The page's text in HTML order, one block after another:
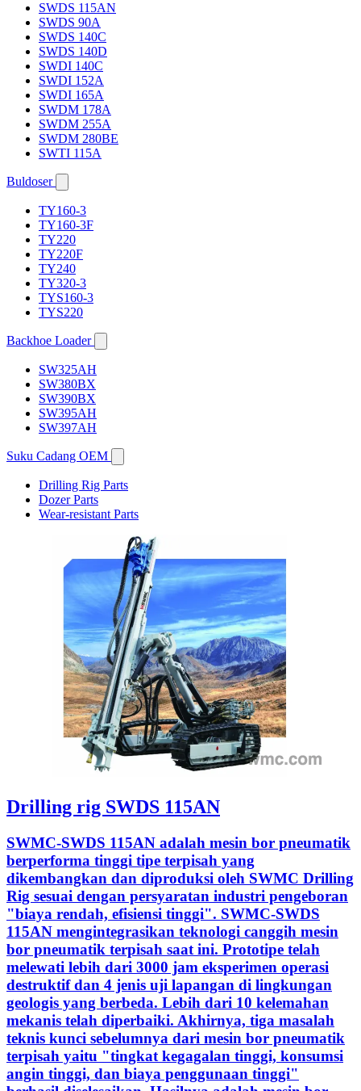
SWDS 115AN
SWDS 90A
SWDS 140C
SWDS 140D
SWDI 140C
SWDI 152A
SWDI 165A
SWDM 178A
SWDM 255A
SWDM 280BE
SWTI 115A
Buldoser
TY160-3
TY160-3F
TY220
TY220F
TY240
TY320-3
TYS160-3
TYS220
Backhoe Loader
SW325AH
SW380BX
SW390BX
SW395AH
SW397AH
Suku Cadang OEM
Drilling Rig Parts
Dozer Parts
Wear-resistant Parts
Drilling rig SWDS 115AN
SWMC-SWDS 115AN adalah mesin bor pneumatik
berperforma tinggi tipe terpisah yang
dikembangkan dan diproduksi oleh SWMC Drilling
Rig sesuai dengan persyaratan industri pengeboran
"biaya rendah, efisiensi tinggi". SWMC-SWDS
115AN mengintegrasikan teknologi canggih mesin
bor pneumatik terpisah saat ini. Prototipe telah
melewati lebih dari 3000 jam eksperimen operasi
destruktif dan 4 jenis uji lapangan di lingkungan
geologis yang berbeda. Lebih dari 10 kelemahan
mekanis telah diperbaiki. Akhirnya, tiga masalah
teknis kunci sebelumnya dari mesin bor pneumatik
terpisah yaitu "tingkat kegagalan tinggi, konsumsi
angin tinggi, dan biaya penggunaan tinggi"